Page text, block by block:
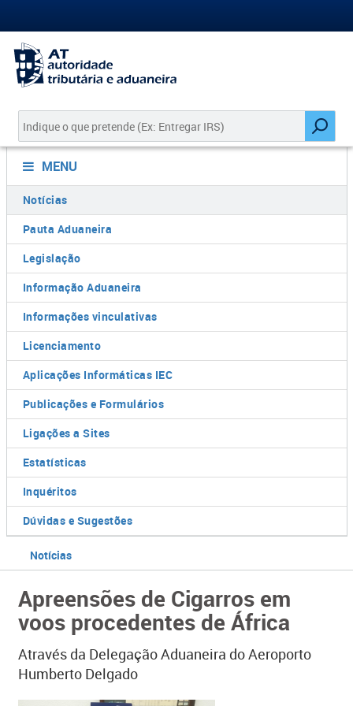
MENU
Notícias
Pauta Aduaneira
Legislação
Informação Aduaneira
Informações vinculativas
Licenciamento
Aplicações Informáticas IEC
Publicações e Formulários
Ligações a Sites
Estatísticas
Inquéritos
Dúvidas e Sugestões
Notícias
Apreensões de Cigarros em
voos procedentes de África
Através da Delegação Aduaneira do Aeroporto
Humberto Delgado